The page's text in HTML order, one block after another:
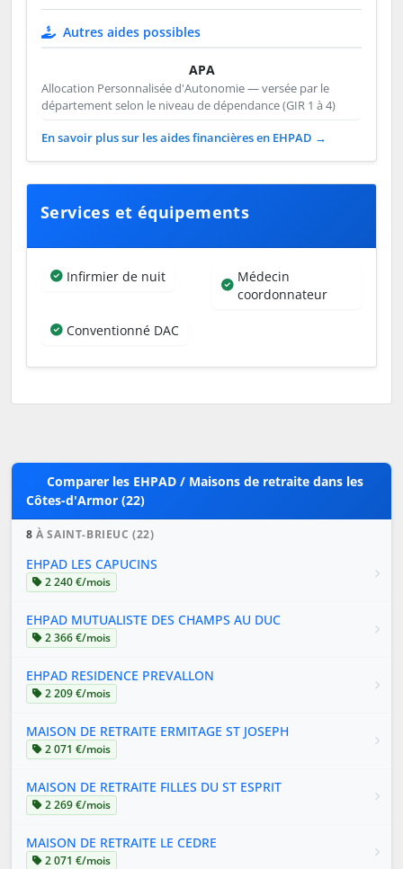
Autres aides possibles
APA
Allocation Personnalisée d'Autonomie — versée par le
département selon le niveau de dépendance (GIR 1 à 4)
En savoir plus sur les aides financières en EHPAD →
Services et équipements
Infirmier de nuit
Médecin
coordonnateur
Conventionné DAC
Comparer les EHPAD / Maisons de retraite dans les
Côtes-d'Armor (22)
8 À SAINT-BRIEUC (22)
EHPAD LES CAPUCINS
2 240 €/mois
EHPAD MUTUALISTE DES CHAMPS AU DUC
2 366 €/mois
EHPAD RESIDENCE PREVALLON
2 209 €/mois
MAISON DE RETRAITE ERMITAGE ST JOSEPH
2 071 €/mois
MAISON DE RETRAITE FILLES DU ST ESPRIT
2 269 €/mois
MAISON DE RETRAITE LE CEDRE
2 071 €/mois